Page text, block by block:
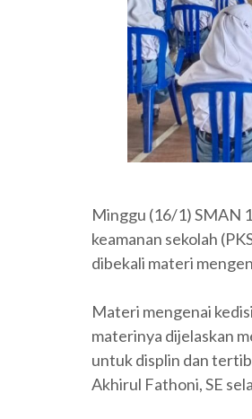
Minggu (16/1) SMAN
keamanan sekolah
dibekali materi
Materi mengenai
materinya dijelaskan
untuk displin dan
Akhirul Fathoni, SE